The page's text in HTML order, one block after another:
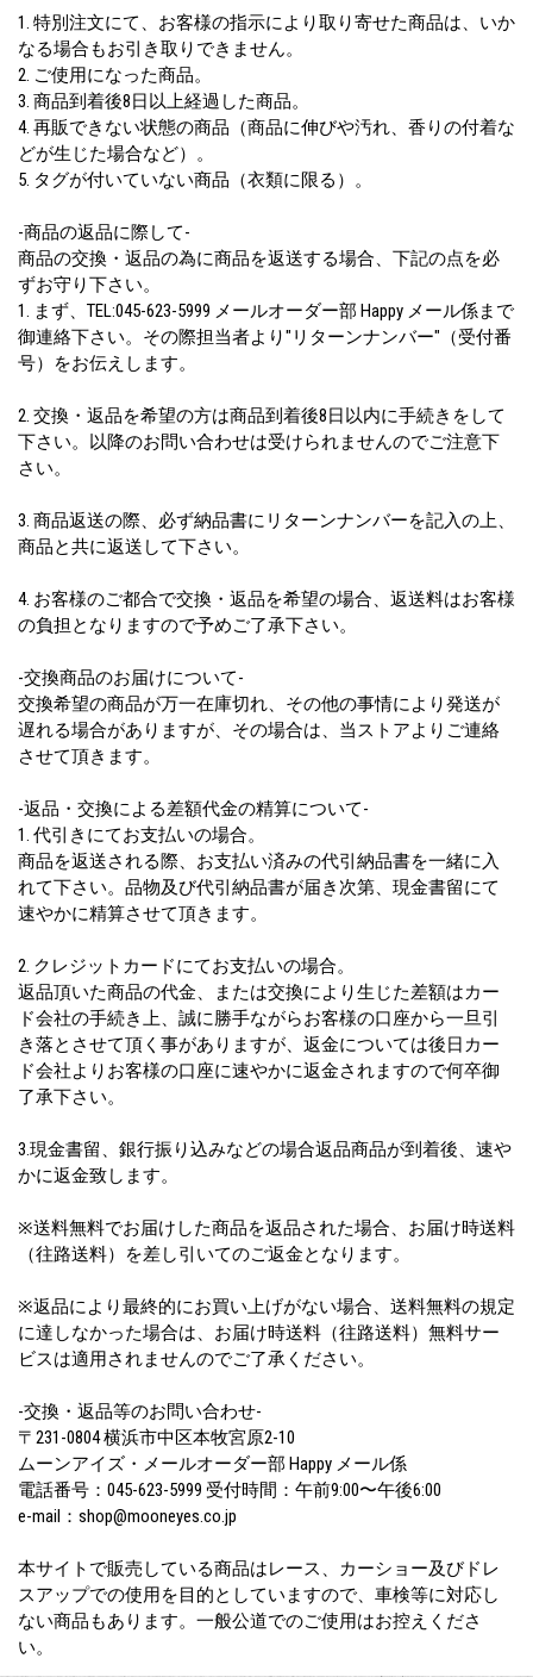
1. 特別注文にて、お客様の指示により取り寄せた商品は、いか
なる場合もお引き取りできません。
2. ご使用になった商品。
3. 商品到着後8日以上経過した商品。
4. 再販できない状態の商品（商品に伸びや汚れ、香りの付着な
どが生じた場合など）。
5. タグが付いていない商品（衣類に限る）。
-商品の返品に際して-
商品の交換・返品の為に商品を返送する場合、下記の点を必
ずお守り下さい。
1. まず、TEL:045-623-5999 メールオーダー部 Happy メール係まで
御連絡下さい。その際担当者より"リターンナンバー"（受付番
号）をお伝えします。
2. 交換・返品を希望の方は商品到着後8日以内に手続きをして
下さい。以降のお問い合わせは受けられませんのでご注意下
さい。
3. 商品返送の際、必ず納品書にリターンナンバーを記入の上、
商品と共に返送して下さい。
4. お客様のご都合で交換・返品を希望の場合、返送料はお客様
の負担となりますので予めご了承下さい。
-交換商品のお届けについて-
交換希望の商品が万一在庫切れ、その他の事情により発送が
遅れる場合がありますが、その場合は、当ストアよりご連絡
させて頂きます。
-返品・交換による差額代金の精算について-
1. 代引きにてお支払いの場合。
商品を返送される際、お支払い済みの代引納品書を一緒に入
れて下さい。品物及び代引納品書が届き次第、現金書留にて
速やかに精算させて頂きます。
2. クレジットカードにてお支払いの場合。
返品頂いた商品の代金、または交換により生じた差額はカー
ド会社の手続き上、誠に勝手ながらお客様の口座から一旦引
き落とさせて頂く事がありますが、返金については後日カー
ド会社よりお客様の口座に速やかに返金されますので何卒御
了承下さい。
3.現金書留、銀行振り込みなどの場合返品商品が到着後、速や
かに返金致します。
※送料無料でお届けした商品を返品された場合、お届け時送料
（往路送料）を差し引いてのご返金となります。
※返品により最終的にお買い上げがない場合、送料無料の規定
に達しなかった場合は、お届け時送料（往路送料）無料サー
ビスは適用されませんのでご了承ください。
-交換・返品等のお問い合わせ-
〒231-0804 横浜市中区本牧宮原2-10
ムーンアイズ・メールオーダー部 Happy メール係
電話番号：045-623-5999 受付時間：午前9:00〜午後6:00
e-mail：shop@mooneyes.co.jp
本サイトで販売している商品はレース、カーショー及びドレ
スアップでの使用を目的としていますので、車検等に対応し
ない商品もあります。一般公道でのご使用はお控えくださ
い。